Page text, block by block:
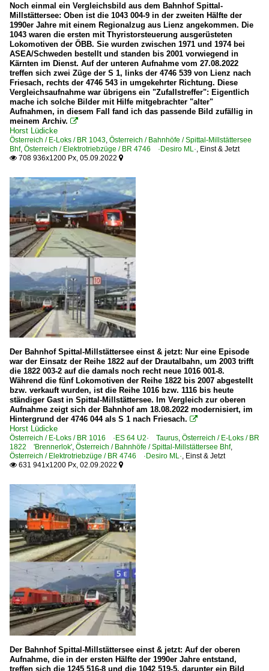
Noch einmal ein Vergleichsbild aus dem Bahnhof Spittal-
Millstättersee: Oben ist die 1043 004-9 in der zweiten Hälfte der
1990er Jahre mit einem Regionalzug aus Lienz angekommen. Die
1043 waren die ersten mit Thyristorsteuerung ausgerüsteten
Lokomotiven der ÖBB. Sie wurden zwischen 1971 und 1974 bei
ASEA/Schweden bestellt und standen bis 2001 vorwiegend in
Kärnten im Dienst. Auf der unteren Aufnahme vom 27.08.2022
treffen sich zwei Züge der S 1, links der 4746 539 von Lienz nach
Friesach, rechts der 4746 543 in umgekehrter Richtung. Diese
Vergleichsaufnahme war übrigens ein "Zufallstreffer": Eigentlich
mache ich solche Bilder mit Hilfe mitgebrachter "alter"
Aufnahmen, in diesem Fall fand ich das passende Bild zufällig in
meinem Archiv. 
Horst Lüdicke
Österreich / E-Loks / BR 1043, Österreich / Bahnhöfe / Spittal-Millstättersee
Bhf, Österreich / Elektrotriebzüge / BR 4746 ·Desiro ML·, Einst & Jetzt
 708 936x1200 Px, 05.09.2022 
Der Bahnhof Spittal-Millstättersee einst & jetzt: Nur eine Episode
war der Einsatz der Reihe 1822 auf der Drautalbahn, um 2003 trifft
die 1822 003-2 auf die damals noch recht neue 1016 001-8.
Während die fünf Lokomotiven der Reihe 1822 bis 2007 abgestellt
bzw. verkauft wurden, ist die Reihe 1016 bzw. 1116 bis heute
ständiger Gast in Spittal-Millstättersee. Im Vergleich zur oberen
Aufnahme zeigt sich der Bahnhof am 18.08.2022 modernisiert, im
Hintergrund der 4746 044 als S 1 nach Friesach. 
Horst Lüdicke
Österreich / E-Loks / BR 1016 ·ES 64 U2· Taurus, Österreich / E-Loks / BR
1822 'Brennerlok', Österreich / Bahnhöfe / Spittal-Millstättersee Bhf,
Österreich / Elektrotriebzüge / BR 4746 ·Desiro ML·, Einst & Jetzt
 631 941x1200 Px, 02.09.2022 
Der Bahnhof Spittal-Millstättersee einst & jetzt: Auf der oberen
Aufnahme, die in der ersten Hälfte der 1990er Jahre entstand,
treffen sich die 1245 516-8 und die 1042 519-5, darunter ein Bild